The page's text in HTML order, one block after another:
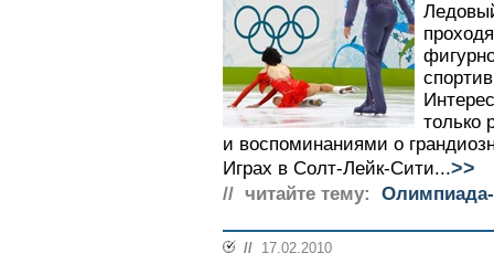
только
и воспоминаниями о
Играх в Солт-Лейк-Сити...>>
// читайте тему: Олимпиада-
// 17.02.2010